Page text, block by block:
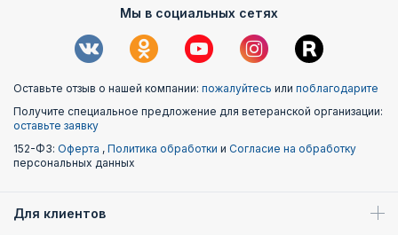
Мы в социальных сетях
Оставьте отзыв о нашей компании: пожалуйтесь или поблагодарите
Получите специальное предложение для ветеранской организации:
оставьте заявку
152-ФЗ: Оферта , Политика обработки и Согласие на обработку
персональных данных
Для клиентов